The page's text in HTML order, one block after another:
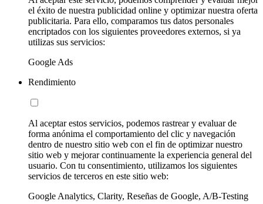
el éxito de nuestra publicidad online y optimizar nuestra oferta
publicitaria. Para ello, comparamos tus datos personales
encriptados con los siguientes proveedores externos, si ya
utilizas sus servicios:
Google Ads
Rendimiento
Al aceptar estos servicios, podemos rastrear y evaluar de
forma anónima el comportamiento del clic y navegación
dentro de nuestro sitio web con el fin de optimizar nuestro
sitio web y mejorar continuamente la experiencia general del
usuario. Con tu consentimiento, utilizamos los siguientes
servicios de terceros en este sitio web:
Google Analytics, Clarity, Reseñas de Google, A/B-Testing